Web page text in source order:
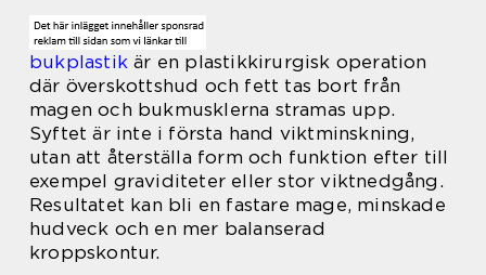
bukplastik är en plastikkirurgisk operation
där överskottshud och fett tas bort från
magen och bukmusklerna stramas upp.
Syftet är inte i första hand viktminskning,
utan att återställa form och funktion efter till
exempel graviditeter eller stor viktnedgång.
Resultatet kan bli en fastare mage, minskade
hudveck och en mer balanserad
kroppskontur.